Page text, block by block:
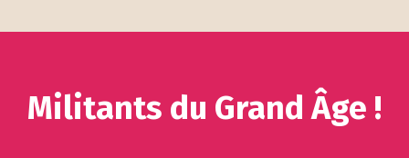
Militants du Grand Âge !